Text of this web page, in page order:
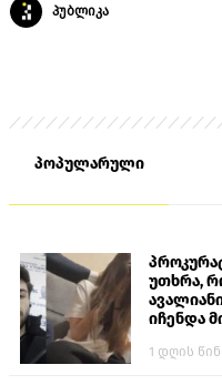
პუბლიკა
პოპულარული
უთხრა,
იჩენდა
თავს
1 დღის წინ